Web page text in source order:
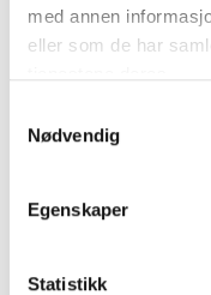
med annen
eller som de har
Nødvendig
Egenskaper
Statistikk
Tautra